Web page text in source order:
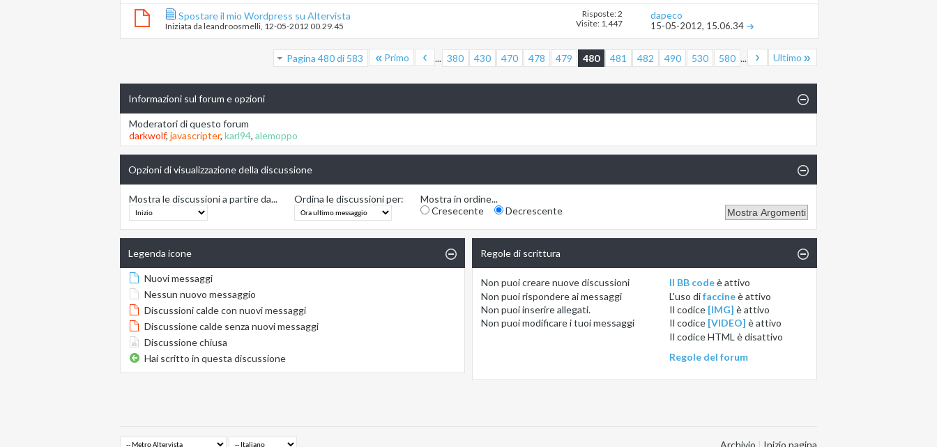
Spostare il mio Wordpress su Altervista
Iniziata da leandroosmelli‎, 12-05-2012 00.29.45
Risposte: 2
Visite: 1,447
dapeco
15-05-2012, 15.06.34
Pagina 480 di 583 Primo ... 380 430 470 478 479 480 481 482 490 530 580 ... Ultimo
Informazioni sul forum e opzioni
Moderatori di questo forum
darkwolf, javascripter, karl94, alemoppo
Opzioni di visualizzazione della discussione
Mostra le discussioni a partire da... Ordina le discussioni per:
Mostra in ordine...
Cresecente
Decrescente
Legenda icone
Nuovi messaggi
Nessun nuovo messaggio
Discussioni calde con nuovi messaggi
Discussione calde senza nuovi messaggi
Discussione chiusa
Hai scritto in questa discussione
Regole di scrittura
Non puoicreare nuove discussioni
Non puoirispondere ai messaggi
Non puoiinserire allegati.
Non puoimodificare i tuoi messaggi
Il BB codeèattivo
L'uso difaccineèattivo
Il codice [IMG] èattivo
Il codice [VIDEO] èattivo
Il codice HTML èdisattivo
Regole del forum
Archivio | Inizio pagina